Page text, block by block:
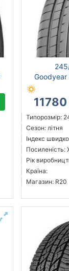
Goodyear
Типорозмір:
Сезон: літня
Індекс
Посиленість:
Рік
Країна:
Магазин: R20